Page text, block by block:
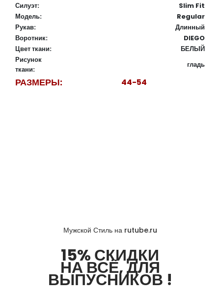
Силуэт:
Slim Fit
Модель:
Regular
Рукав:
Длинный
Воротник:
DIEGO
Цвет ткани:
БЕЛЫЙ
Рисунок
ткани:
гладь
РАЗМЕРЫ: 44-54
Мужской Стиль на rutube.ru
15% СКИДКИ
НА ВСЁ, ДЛЯ
ВЫПУСНИКОВ !